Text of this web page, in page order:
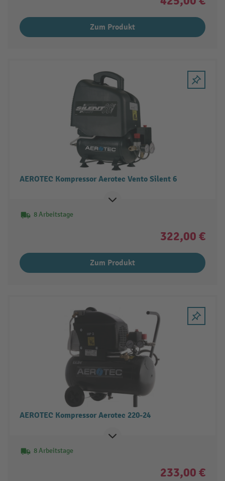
Zum Produkt
AEROTEC Kompressor Aerotec Vento Silent 6
8 Arbeitstage
322,00 €
Zum Produkt
AEROTEC Kompressor Aerotec 220-24
8 Arbeitstage
233,00 €